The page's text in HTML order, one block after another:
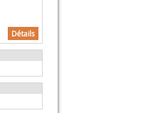
Détails